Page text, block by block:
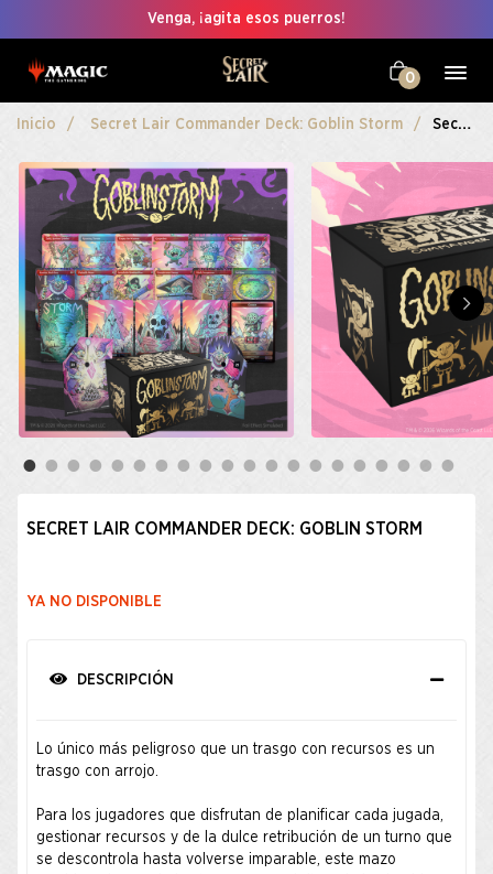
Venga, ¡agita esos puerros!
0
Inicio Secret Lair Commander Deck: Goblin Storm Secret Lair Commander Deck: Goblin Storm
SECRET LAIR COMMANDER DECK: GOBLIN STORM
YA NO DISPONIBLE
DESCRIPCIÓN
Lo único más peligroso que un trasgo con recursos es un
trasgo con arrojo.
Para los jugadores que disfrutan de planificar cada jugada,
gestionar recursos y de la dulce retribución de un turno que
se descontrola hasta volverse imparable, este mazo